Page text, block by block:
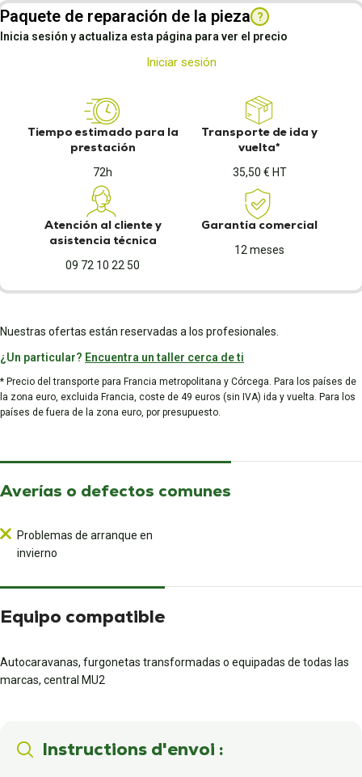
Paquete de reparación de la pieza ?
Inicia sesión y actualiza esta página para ver el precio
Iniciar sesión
Tiempo estimado para la
prestación
72h
Transporte de ida y
vuelta*
35,50 € HT
Atención al cliente y
asistencia técnica
09 72 10 22 50
Garantía comercial
12 meses
Nuestras ofertas están reservadas a los profesionales.
¿Un particular? Encuentra un taller cerca de ti
* Precio del transporte para Francia metropolitana y Córcega. Para los países de
la zona euro, excluida Francia, coste de 49 euros (sin IVA) ida y vuelta. Para los
países de fuera de la zona euro, por presupuesto.
Averías o defectos comunes
Problemas de arranque en
invierno
Equipo compatible
Autocaravanas, furgonetas transformadas o equipadas de todas las
marcas, central MU2
Instructions d'envoi :